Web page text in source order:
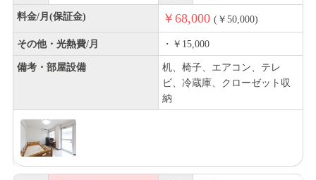
料金/月(保証金) ￥68,000 (￥50,000)
その他・光熱費/月 ・￥15,000
備考・部屋設備
机、椅子、エアコン、テレ
ビ、冷蔵庫、クローゼット収
納